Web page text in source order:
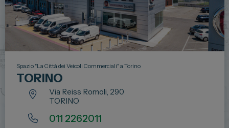
Spazio "La Città dei Veicoli Commerciali" a Torino
TORINO
Via Reiss Romoli, 290
TORINO
011 2262011